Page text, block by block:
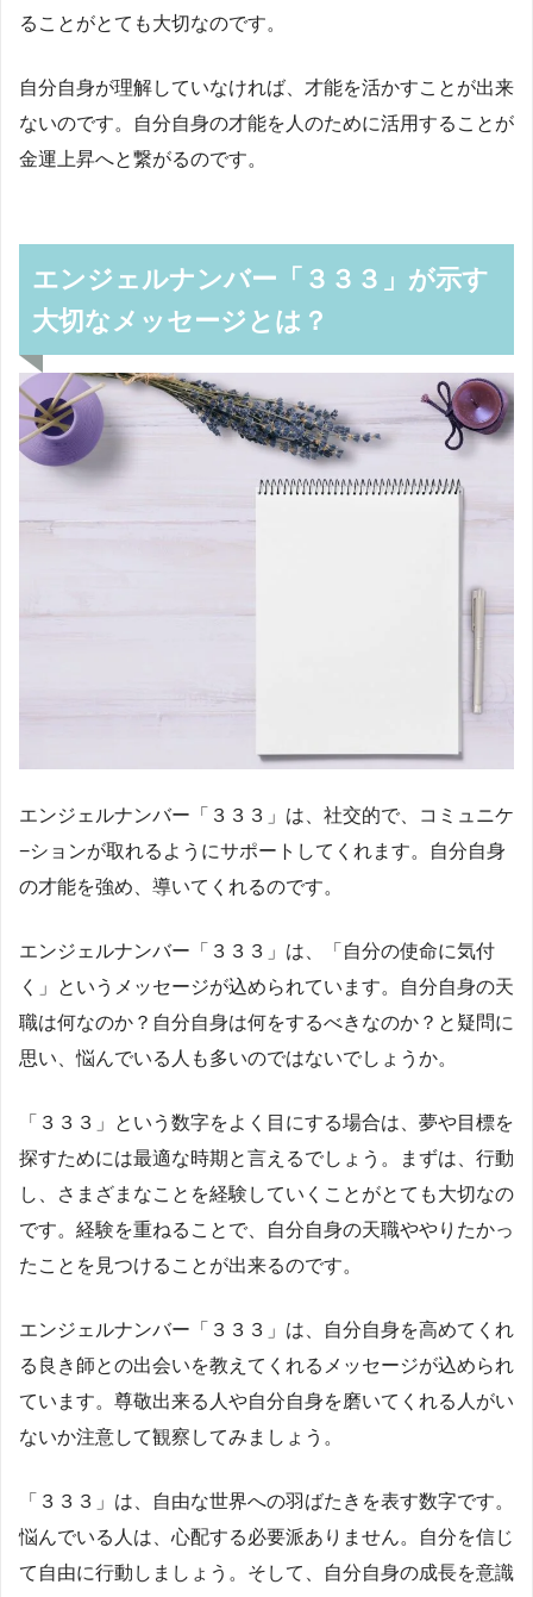
ることがとても大切なのです。
自分自身が理解していなければ、才能を活かすことが出来
ないのです。自分自身の才能を人のために活用することが
金運上昇へと繋がるのです。
エンジェルナンバー「３３３」が示す
大切なメッセージとは？
エンジェルナンバー「３３３」は、社交的で、コミュニケ
−ションが取れるようにサポートしてくれます。自分自身
の才能を強め、導いてくれるのです。
エンジェルナンバー「３３３」は、「自分の使命に気付
く」というメッセージが込められています。自分自身の天
職は何なのか？自分自身は何をするべきなのか？と疑問に
思い、悩んでいる人も多いのではないでしょうか。
「３３３」という数字をよく目にする場合は、夢や目標を
探すためには最適な時期と言えるでしょう。まずは、行動
し、さまざまなことを経験していくことがとても大切なの
です。経験を重ねることで、自分自身の天職ややりたかっ
たことを見つけることが出来るのです。
エンジェルナンバー「３３３」は、自分自身を高めてくれ
る良き師との出会いを教えてくれるメッセージが込められ
ています。尊敬出来る人や自分自身を磨いてくれる人がい
ないか注意して観察してみましょう。
「３３３」は、自由な世界への羽ばたきを表す数字です。
悩んでいる人は、心配する必要派ありません。自分を信じ
て自由に行動しましょう。そして、自分自身の成長を意識